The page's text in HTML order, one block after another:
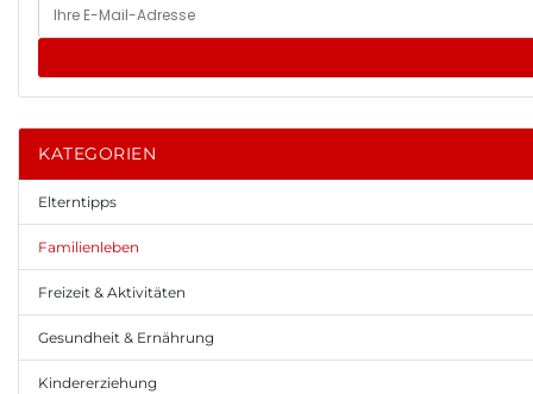
KATEGORIEN
Elterntipps
Familienleben
Freizeit & Aktivitäten
Gesundheit & Ernährung
Kindererziehung